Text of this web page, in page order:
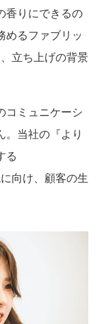
香りにできるの
めるファブリッ
立ち上げの背景
コミュニケーシ
。当社の『より
る
向け、顧客の生